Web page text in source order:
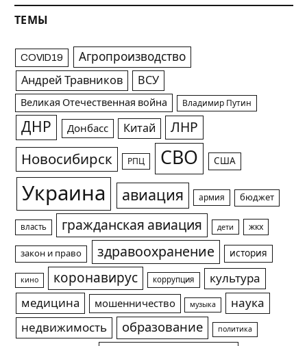
ТЕМЫ
COVID19 Агропроизводство
Андрей Травников ВСУ
Великая Отечественная война Владимир Путин
ДНР Донбасс Китай ЛНР
Новосибирск РПЦ СВО США
Украина авиация армия бюджет
власть гражданская авиация дети жкх
закон и право здравоохранение история
кино коронавирус коррупция
культура
медицина
мошенничество музыка
наука
недвижимость
образование политика